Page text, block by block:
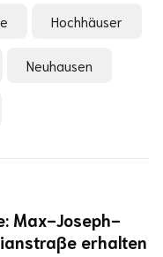
Hochhäuser
Neuhausen
Max-Joseph-
erhalten